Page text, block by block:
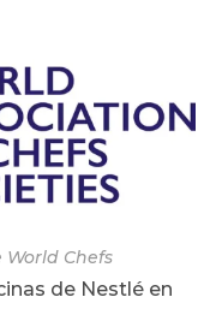
Chefs
de Nestlé en